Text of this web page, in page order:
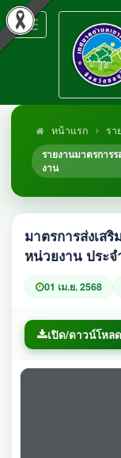
Toggle
navigation
หน้าแรก
รา
รายงานมาตรการ
งาน
มาตรการส่งเส
หน่วยงาน ประ
01 เม.ย. 2568
เปิด/ดาวน์โหล